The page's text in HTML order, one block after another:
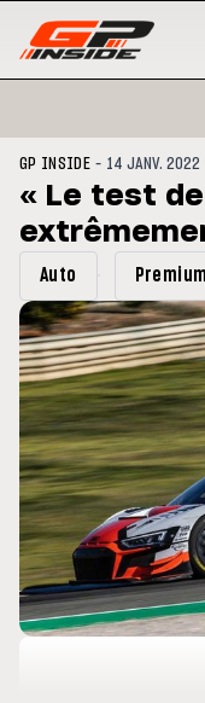
: Horaires et
du GP de Grande-
GP INSIDE - 14 JANV. 2022
« Le test
Auto Premium